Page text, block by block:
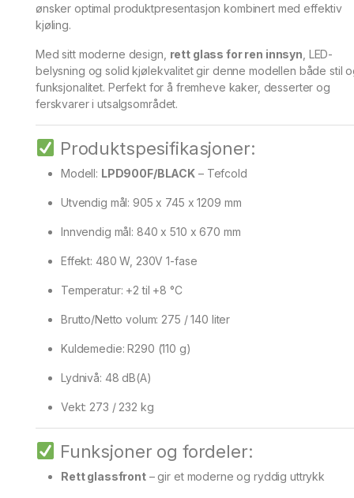
ønsker optimal produktpresentasjon kombinert med effektiv
kjøling.
Med sitt moderne design, rett glass for ren innsyn , LED-
belysning og solid kjølekvalitet gir denne modellen både stil
funksjonalitet. Perfekt for å fremheve kaker, desserter og
ferskvarer i utsalgsområdet.
Produktspesifikasjoner:
Modell: LPD900F/BLACK – Tefcold
Utvendig mål: 905 x 745 x 1209 mm
Innvendig mål: 840 x 510 x 670 mm
Effekt: 480 W, 230V 1-fase
Temperatur: +2 til +8 °C
Brutto/Netto volum: 275 / 140 liter
Kuldemedie: R290 (110 g)
Lydnivå: 48 dB(A)
Vekt: 273 / 232 kg
Funksjoner og fordeler:
Rett glassfront– gir et moderne og ryddig uttrykk